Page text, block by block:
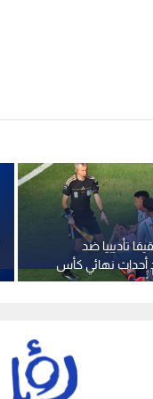
تأديبيا ضد
أحداث نهائي كأس